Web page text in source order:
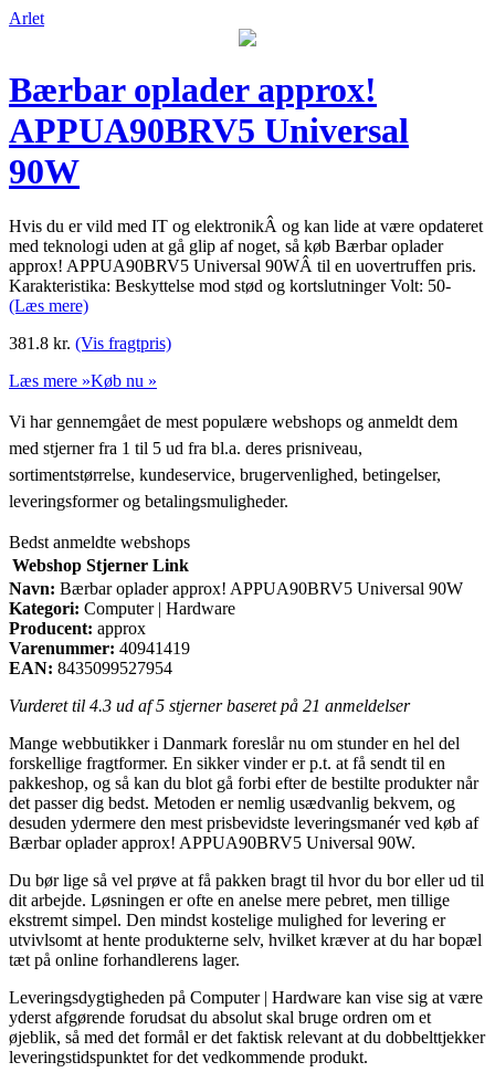
Arlet
Bærbar oplader approx!
APPUA90BRV5 Universal
90W
Hvis du er vild med IT og elektronikÂ og kan lide at være opdateret
med teknologi uden at gå glip af noget, så køb Bærbar oplader
approx! APPUA90BRV5 Universal 90WÂ til en uovertruffen pris.
Karakteristika: Beskyttelse mod stød og kortslutninger Volt: 50-
(Læs mere)
381.8 kr. (Vis fragtpris)
Læs mere »Køb nu »
Vi har gennemgået de mest populære webshops og anmeldt dem
med stjerner fra 1 til 5 ud fra bl.a. deres prisniveau,
sortimentstørrelse, kundeservice, brugervenlighed, betingelser,
leveringsformer og betalingsmuligheder.
Bedst anmeldte webshops
Webshop Stjerner Link
Navn: Bærbar oplader approx! APPUA90BRV5 Universal 90W
Kategori: Computer | Hardware
Producent: approx
Varenummer: 40941419
EAN: 8435099527954
Vurderet til 4.3 ud af 5 stjerner baseret på 21 anmeldelser
Mange webbutikker i Danmark foreslår nu om stunder en hel del
forskellige fragtformer. En sikker vinder er p.t. at få sendt til en
pakkeshop, og så kan du blot gå forbi efter de bestilte produkter når
det passer dig bedst. Metoden er nemlig usædvanlig bekvem, og
desuden ydermere den mest prisbevidste leveringsmanér ved køb af
Bærbar oplader approx! APPUA90BRV5 Universal 90W.
Du bør lige så vel prøve at få pakken bragt til hvor du bor eller ud til
dit arbejde. Løsningen er ofte en anelse mere pebret, men tillige
ekstremt simpel. Den mindst kostelige mulighed for levering er
utvivlsomt at hente produkterne selv, hvilket kræver at du har bopæl
tæt på online forhandlerens lager.
Leveringsdygtigheden på Computer | Hardware kan vise sig at være
yderst afgørende forudsat du absolut skal bruge ordren om et
øjeblik, så med det formål er det faktisk relevant at du dobbelttjekker
leveringstidspunktet for det vedkommende produkt.